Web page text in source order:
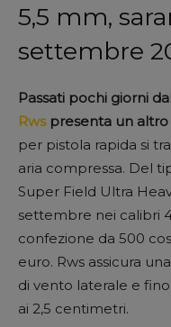
5,5 mm,
settembre
Passati pochi giorni
Rwspresenta un
per pistola rapida si
aria compressa. Del
Super Field Ultra
settembre nei calibri
confezione da 500
euro. Rws assicura
di vento laterale e
ai 2,5 centimetri.